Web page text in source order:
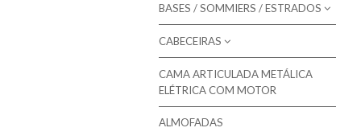
BASES / SOMMIERS / ESTRADOS
Molaflex - Bases Forradas
Molaflex - Lâminas
Pikolin - Estrados
CABECEIRAS
Molaflex - Cabeceiras para camas
Mindol - Cabeceiras para camas
CAMA ARTICULADA METÁLICA
ELÉTRICA COM MOTOR
ALMOFADAS